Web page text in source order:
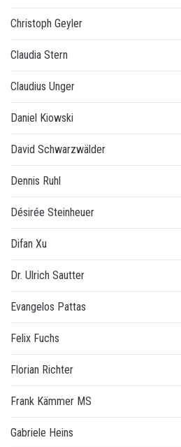
Christoph Geyler
Claudia Stern
Claudius Unger
Daniel Kiowski
David Schwarzwälder
Dennis Ruhl
Désirée Steinheuer
Difan Xu
Dr. Ulrich Sautter
Evangelos Pattas
Felix Fuchs
Florian Richter
Frank Kämmer MS
Gabriele Heins